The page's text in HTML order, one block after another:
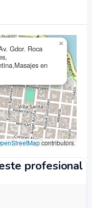
Gdor. Roca
en
×
contributors
profesional